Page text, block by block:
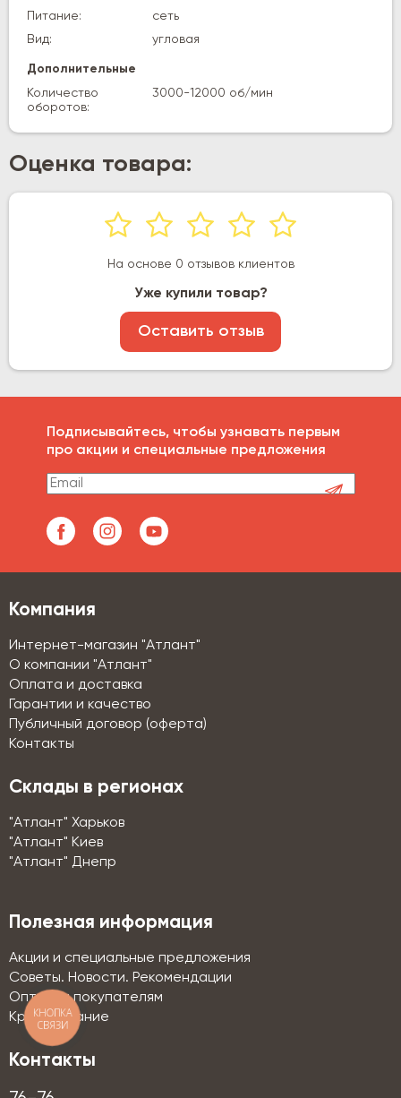
Питание:
сеть
Вид:
угловая
Дополнительные
Количество
оборотов:
3000-12000 об/мин
Оценка товара:
На основе 0 отзывов клиентов
Уже купили товар?
Оставить отзыв
Подписывайтесь, чтобы узнавать первым
про акции и специальные предложения
Компания
Интернет-магазин "Атлант"
О компании "Атлант"
Оплата и доставка
Гарантии и качество
Публичный договор (оферта)
Контакты
Склады в регионах
"Атлант" Харьков
"Атлант" Киев
"Атлант" Днепр
Полезная информация
Акции и специальные предложения
Советы. Новости. Рекомендации
Оптовым покупателям
Кредитование
Контакты
КНОПКА
СВЯЗИ